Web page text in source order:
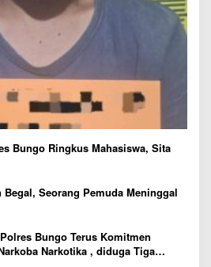
Bungo Ringkus Mahasiswa, Sita
Seorang Pemuda Meninggal
Bungo Terus Komitmen
Narkotika , diduga Tiga